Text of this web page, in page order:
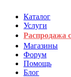
Каталог
Услуги
Распродажа
Магазины
Форум
Помощь
Блог